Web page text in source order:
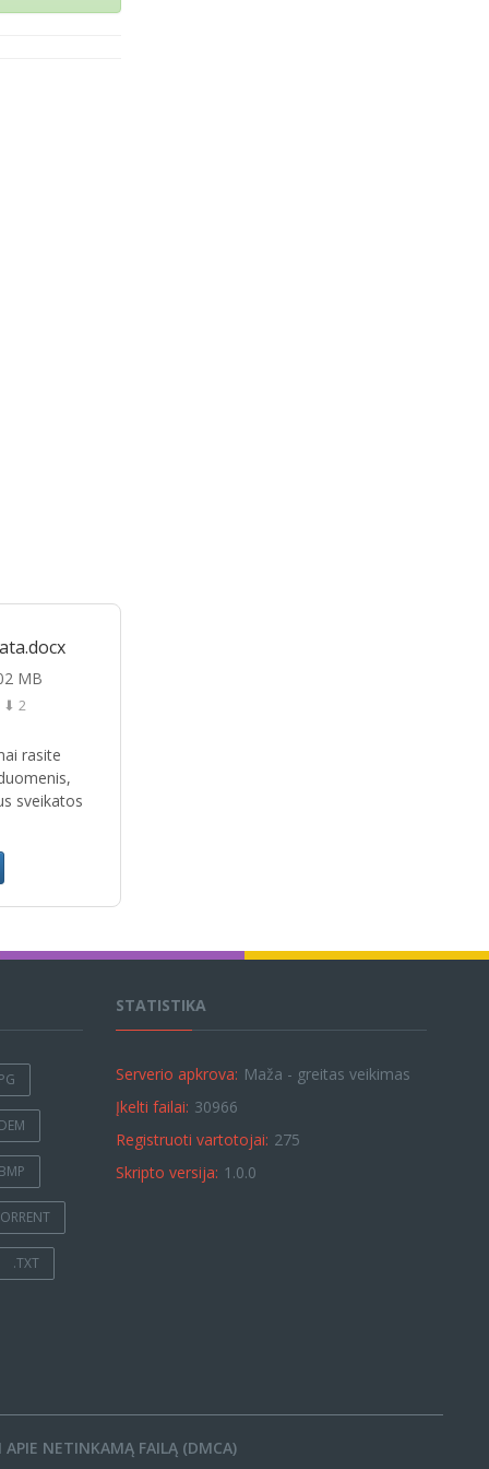
MB
⬇ 2
rasite
sveikatos
.TXT
STATISTIKA
Serverio apkrova: Maža - greitas veikimas
Įkelti failai: 30966
Registruoti vartotojai: 275
Skripto versija: 1.0.0
APIE NETINKAMĄ FAILĄ (DMCA)